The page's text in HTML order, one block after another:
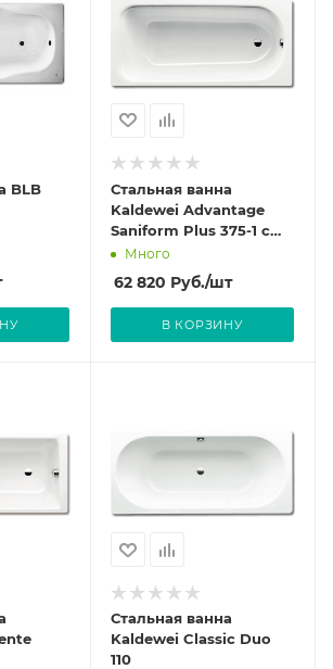
BLB
Стальная ванна
Kaldewei Advantage
Saniform Plus 375-1 с
покрытием Anti-Slip и
Много
62 820 Руб./шт
В КОРЗИНУ
Стальная ванна
Kaldewei Classic Duo
110